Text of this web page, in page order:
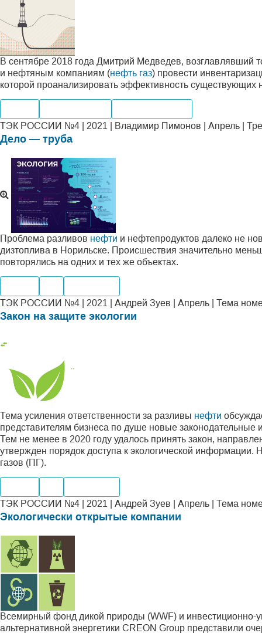
В сентябре 2018 года Дмитрий Медведев, возглавлявший
и нефтяным компаниям (нефть газ) провести
которой проанализировать эффективность существующих
ТЭК РОССИИ №4 | 2021 | Владимир Пимонов | Апрель |
Дело — труба
Проблема разливов нефти и нефтепродуктов далеко не
дизтоплива в Норильске. Происшествия значительно
повторялись на одних и тех же объектах.
ТЭК РОССИИ №4 | 2021 | Андрей Зуев | Апрель | Тема
Закон на защите экологии
Тема усиления ответственности за разливы нефти
представителям бизнеса по душе новые
Тем не менее в 2020 году удалось принять закон,
утвержден порядок доступа к экологической
газов (ПГ).
ТЭК РОССИИ №4 | 2021 | Андрей Зуев | Апрель | Тема
Экологически открытые компании
Всемирный фонд дикой природы (WWF) и
альтернативной энергетики CREON Group представили